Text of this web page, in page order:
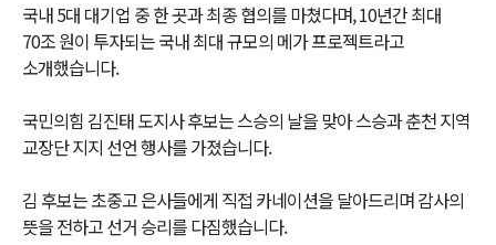
국내 5대 대기업 중 한 곳과 최종 협의를 마쳤다며, 10년간 최대
70조 원이 투자되는 국내 최대 규모의 메가 프로젝트라고
소개했습니다.
국민의힘 김진태 도지사 후보는 스승의 날을 맞아 스승과 춘천 지역
교장단 지지 선언 행사를 가졌습니다.
김 후보는 초중고 은사들에게 직접 카네이션을 달아드리며 감사의
뜻을 전하고 선거 승리를 다짐했습니다.